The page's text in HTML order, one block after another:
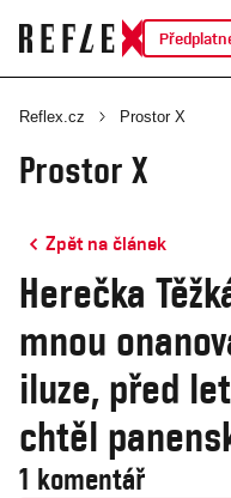
Reflex.cz Prostor X
Prostor X
Zpět na článek
Herečka
mnou
iluze, před
chtěl
1 komentář